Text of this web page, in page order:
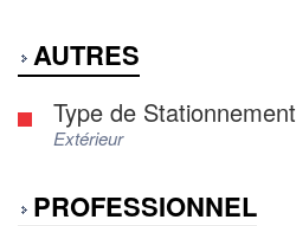
AUTRES
Type de Stationnement
Extérieur
PROFESSIONNEL